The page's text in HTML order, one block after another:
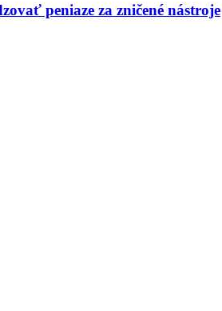
peniaze za zničené nástroje